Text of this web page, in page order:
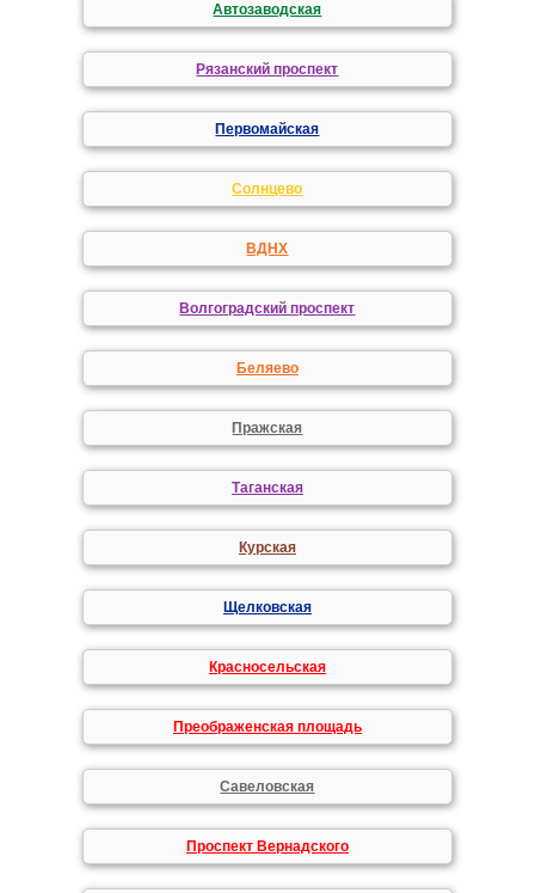
Автозаводская
Рязанский проспект
Первомайская
Солнцево
ВДНХ
Волгоградский проспект
Беляево
Пражская
Таганская
Курская
Щелковская
Красносельская
Преображенская площадь
Савеловская
Проспект Вернадского